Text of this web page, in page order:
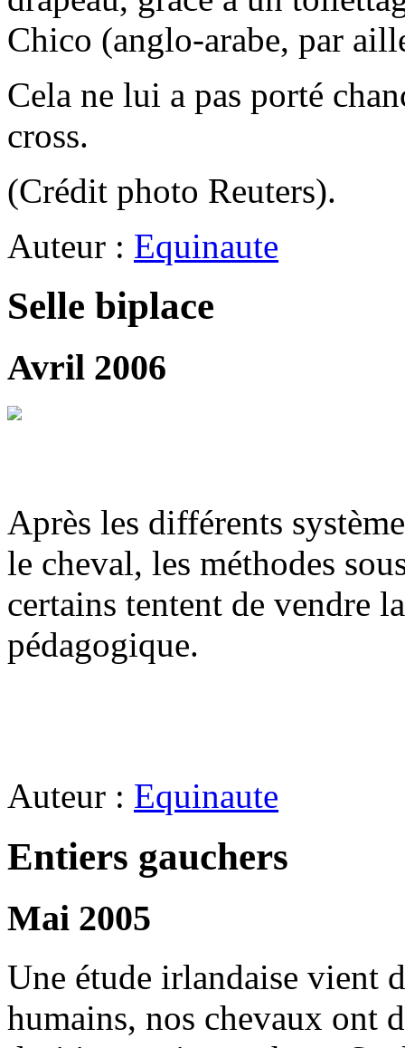
Chico (anglo-arabe, par
Cela ne lui a pas porté
cross.
(Crédit photo Reuters).
Auteur : Equinaute
Selle biplace
Avril 2006
Après les différents
le cheval, les méthodes
certains tentent de vendre
pédagogique.
Auteur : Equinaute
Entiers gauchers
Mai 2005
Une étude irlandaise vient
humains, nos chevaux ont